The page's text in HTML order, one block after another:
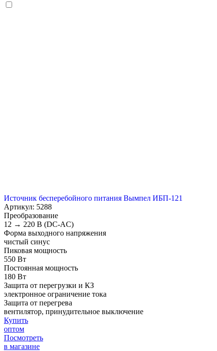
Источник бесперебойного питания Вымпел ИБП-121
Артикул: 5288
Преобразование
12 → 220 В (DC-AC)
Форма выходного напряжения
чистый синус
Пиковая мощность
550 Вт
Постоянная мощность
180 Вт
Защита от перегрузки и КЗ
электронное ограничение тока
Защита от перегрева
вентилятор, принудительное выключение
Купить
оптом
Посмотреть
в магазине